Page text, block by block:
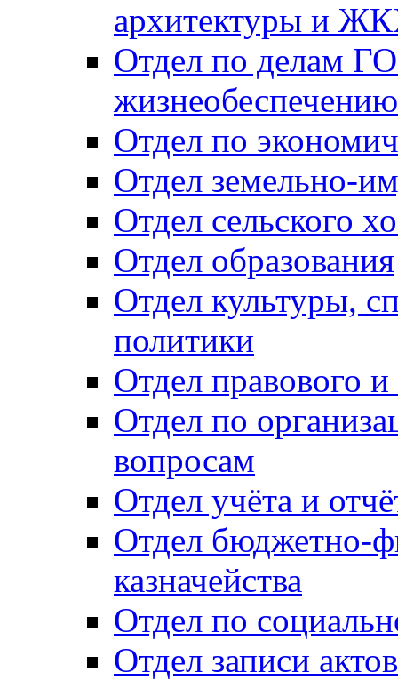
архитектуры и
Отдел по делам
Отдел по
Отдел земельно-
Отдел сельского
Отдел образования
Отдел культуры,
политики
Отдел правового
Отдел по
вопросам
Отдел учёта и
Отдел бюджетно-
казначейства
Отдел по
Отдел записи